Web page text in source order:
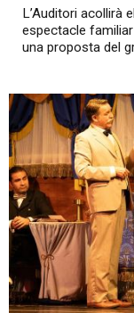
L’Auditori acollirà
espectacle
una proposta del